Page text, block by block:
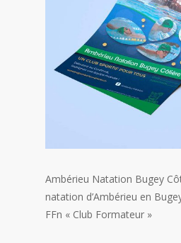
Ambérieu Natation Bugey
natation d’Ambérieu en
FFn « Club Formateur »